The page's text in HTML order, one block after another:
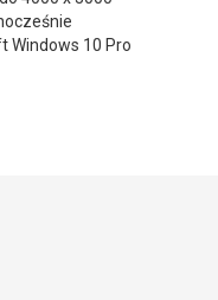
Windows 10 Pro